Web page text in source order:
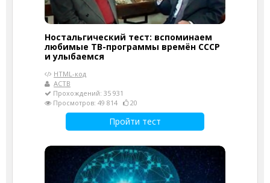
Ностальгический тест: вспоминаем
любимые ТВ-программы времён СССР
и улыбаемся
HTML-код
АСТВ
Прохождений: 35 931
Просмотров: 49 814
20
Пройти тест